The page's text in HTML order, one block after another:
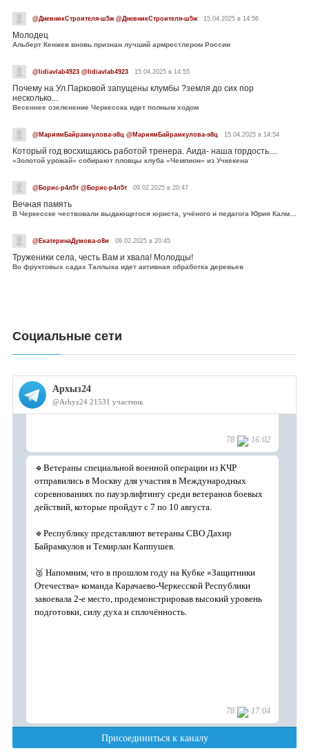
@ДневникСтроителя-ш5ж @ДневникСтроителя-ш5ж 15.04.2025 в 14:56
Молодец
Альберт Кенжев вновь признан лучший армрестлером России
@lidiavlab4923 @lidiavlab4923 15.04.2025 в 14:55
Почему на Ул.Парковой запущены клумбы ?земля до сих пор
несколько...
Весеннее озеленение Черкесска идет полным ходом
@МариямБайрамкулова-э8ц @МариямБайрамкулова-э8ц 15.04.2025 в 14:54
Который год восхищаюсь работой тренера. Аида- наша гордость....
«Золотой урожай» собирают пловцы клуба «Чемпион» из Учкекена
@Борис-р4л5т @Борис-р4л5т 09.02.2025 в 20:47
Вечная память
В Черкесске чествовали выдающегося юриста, учёного и педагога Юрия Калмыкова
@ЕкатеринаДумова-о8и 09.02.2025 в 20:45
Труженики села, честь Вам и хвала! Молодцы!
Во фруктовых садах Таллыка идет активная обработка деревьев
Социальные сети